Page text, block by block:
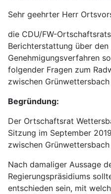
Sehr geehrter Herr
die CDU/FW-
Berichterstattung über
Genehmigungsverfahren
folgender Fragen zum
zwischen
Begründung:
Der Ortschaftsrat
Sitzung im September
zwischen
Nach damaliger Aussage
Regierungspräsidiums
entschieden sein, mit